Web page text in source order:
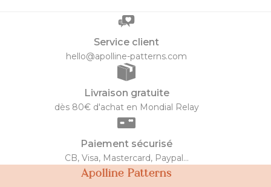
Service client
hello@apolline-patterns.com
Livraison gratuite
dès 80€ d'achat en Mondial Relay
Paiement sécurisé
CB, Visa, Mastercard, Paypal...
Apolline Patterns